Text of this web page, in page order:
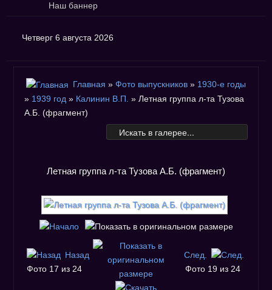
Наш баннер
Четверг 6 августа 2026
Главная » Фото выпускников» 1930-е годы
» 1939 год » Калинин В.П. » Летная группа л-та Тузова
А.Б. (фрагмент)
Летная группа л-та Тузова А.Б. (фрагмент)
Назад
Фото 17 из 24
След.
Фото 19 из 24